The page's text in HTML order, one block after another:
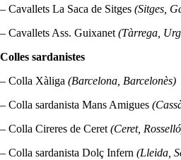
– Cavallets La Saca de Sitges (Sitges,
– Cavallets Ass. Guixanet(Tàrrega,
Colles sardanistes
– Colla Xàliga (Barcelona, Barcelonès)
– Colla sardanista Mans Amigues
– Colla Cireres de Ceret(Ceret,
– Colla sardanista Dolç Infern (Lleida,